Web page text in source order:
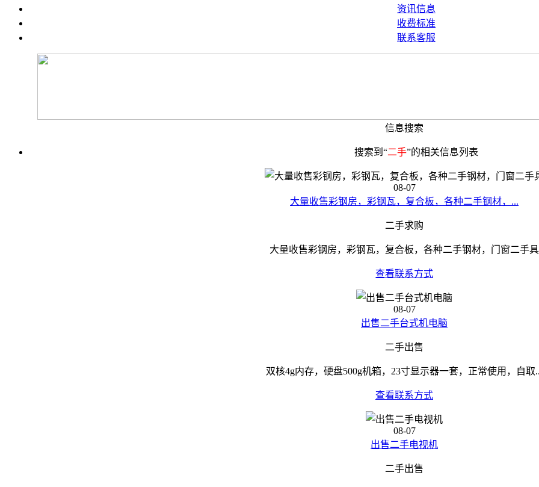
资讯信息
收费标准
联系客服
信息搜索
搜索到“二手”的相关信息列表
08-07
大量收售彩钢房，彩钢瓦，复合板，各种二手钢材，...
二手求购
大量收售彩钢房，彩钢瓦，复合板，各种二手钢材，门窗二手具
查看联系方式
08-07
出售二手台式机电脑
二手出售
双核4g内存，硬盘500g机箱，23寸显示器一套，正常使用，自取
查看联系方式
08-07
出售二手电视机
二手出售